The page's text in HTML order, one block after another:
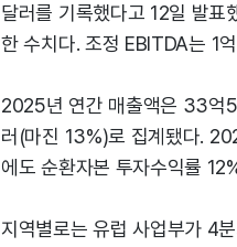
달러를 기록했다고 12일 발
한 수치다. 조정 EBITDA는 1
2025년 연간 매출액은 33억
러(마진 13%)로 집계됐다.
에도 순환자본 투자수익률
지역별로는 유럽 사업부가 4